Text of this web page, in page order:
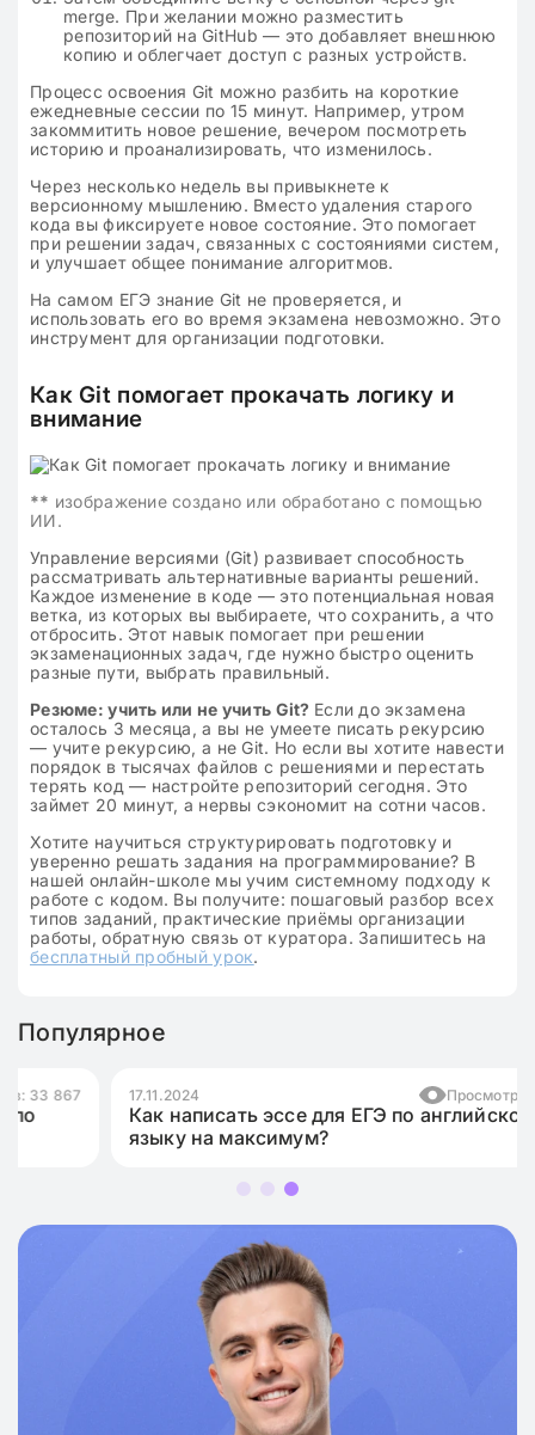
merge. При желании можно разместить
репозиторий на GitHub — это добавляет внешнюю
копию и облегчает доступ с разных устройств.
Процесс освоения Git можно разбить на короткие
ежедневные сессии по 15 минут. Например, утром
закоммитить новое решение, вечером посмотреть
историю и проанализировать, что изменилось.
Через несколько недель вы привыкнете к
версионному мышлению. Вместо удаления старого
кода вы фиксируете новое состояние. Это помогает
при решении задач, связанных с состояниями систем,
и улучшает общее понимание алгоритмов.
На самом ЕГЭ знание Git не проверяется, и
использовать его во время экзамена невозможно. Это
инструмент для организации подготовки.
Как Git помогает прокачать логику и
внимание
** изображение создано или обработано с помощью
ИИ.
Управление версиями (Git) развивает способность
рассматривать альтернативные варианты решений.
Каждое изменение в коде — это потенциальная новая
ветка, из которых вы выбираете, что сохранить, а что
отбросить. Этот навык помогает при решении
экзаменационных задач, где нужно быстро оценить
разные пути, выбрать правильный.
Резюме: учить или не учить Git? Если до экзамена
осталось 3 месяца, а вы не умеете писать рекурсию
— учите рекурсию, а не Git. Но если вы хотите навести
порядок в тысячах файлов с решениями и перестать
терять код — настройте репозиторий сегодня. Это
займет 20 минут, а нервы сэкономит на сотни часов.
Хотите научиться структурировать подготовку и
уверенно решать задания на программирование? В
нашей онлайн-школе мы учим системному подходу к
работе с кодом. Вы получите: пошаговый разбор всех
типов заданий, практические приёмы организации
работы, обратную связь от куратора. Запишитесь на
бесплатный пробный урок.
Популярное
17.11.2024 Просмотров: 10 984
Как написать эссе для ЕГЭ по английскому
языку на максимум?